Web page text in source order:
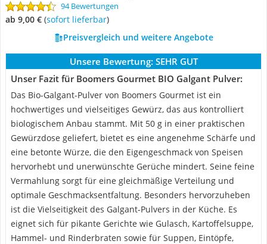
94 Bewertungen
ab 9,00 € ( Sofort lieferbar)
Preisvergleich und weitere Angebote
Unsere Bewertung: SEHR GUT
Unser Fazit für Boomers Gourmet BIO Galgant Pulver:
Das Bio-Galgant-Pulver von Boomers Gourmet ist ein
hochwertiges und vielseitiges Gewürz, das aus kontrolliert
biologischem Anbau stammt. Mit 50 g in einer praktischen
Gewürzdose geliefert, bietet es eine angenehme Schärfe und
eine betonte Würze, die den Eigengeschmack von Speisen
hervorhebt und unerwünschte Gerüche mindert. Seine feine
Vermahlung sorgt für eine gleichmäßige Verteilung und
optimale Geschmacksentfaltung. Besonders hervorzuheben
ist die Vielseitigkeit des Galgant-Pulvers in der Küche. Es
eignet sich für pikante Gerichte wie Gulasch, Kartoffelsuppe,
Hammel- und Rinderbraten sowie für Suppen, Eintöpfe,